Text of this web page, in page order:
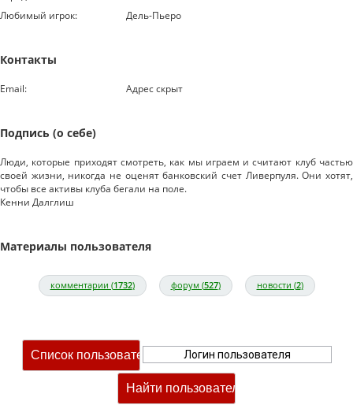
Любимый игрок:
Дель-Пьеро
Контакты
Email: Адрес скрыт
Подпись (о себе)
Люди, которые приходят смотреть, как мы играем и считают клуб частью
своей жизни, никогда не оценят банковский счет Ливерпуля. Они хотят,
чтобы все активы клуба бегали на поле.
Кенни Далглиш
Материалы пользователя
комментарии (1732) форум (527) новости (2)